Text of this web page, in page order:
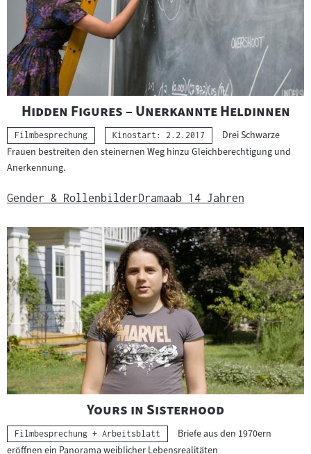
"
Hidden Figures – Unerkannte Heldinnen
Kategorie:
Filmbesprechung Kinostart: 2.2.2017
Drei Schwarze
Frauen bestreiten den steinernen Weg hinzu Gleichberechtigung und
Anerkennung.
Gender & RollenbilderDramaab 14 Jahren
"
Yours in Sisterhood"
Kategorie:
Filmbesprechung + Arbeitsblatt
Briefe aus den 1970ern
eröffnen ein Panorama weiblicher Lebensrealitäten